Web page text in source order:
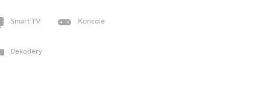
Smart TV Konsole
Dekodery